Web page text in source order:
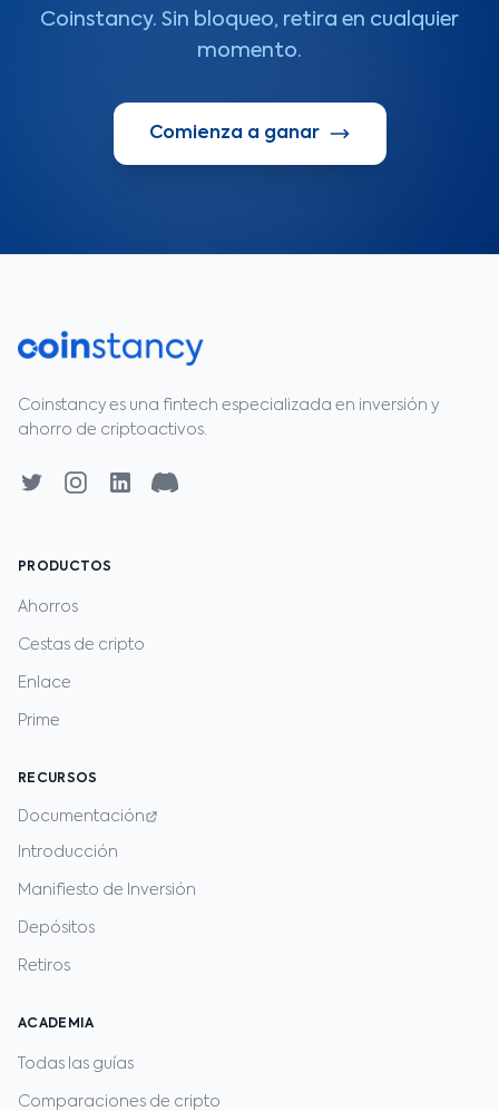
Coinstancy. Sin bloqueo, retira en cualquier
momento.
Comienza a ganar
Coinstancy es una fintech especializada en inversión y
ahorro de criptoactivos.
PRODUCTOS
Ahorros
Cestas de cripto
Enlace
Prime
RECURSOS
Documentación
Introducción
Manifiesto de Inversión
Depósitos
Retiros
ACADEMIA
Todas las guías
Comparaciones de cripto